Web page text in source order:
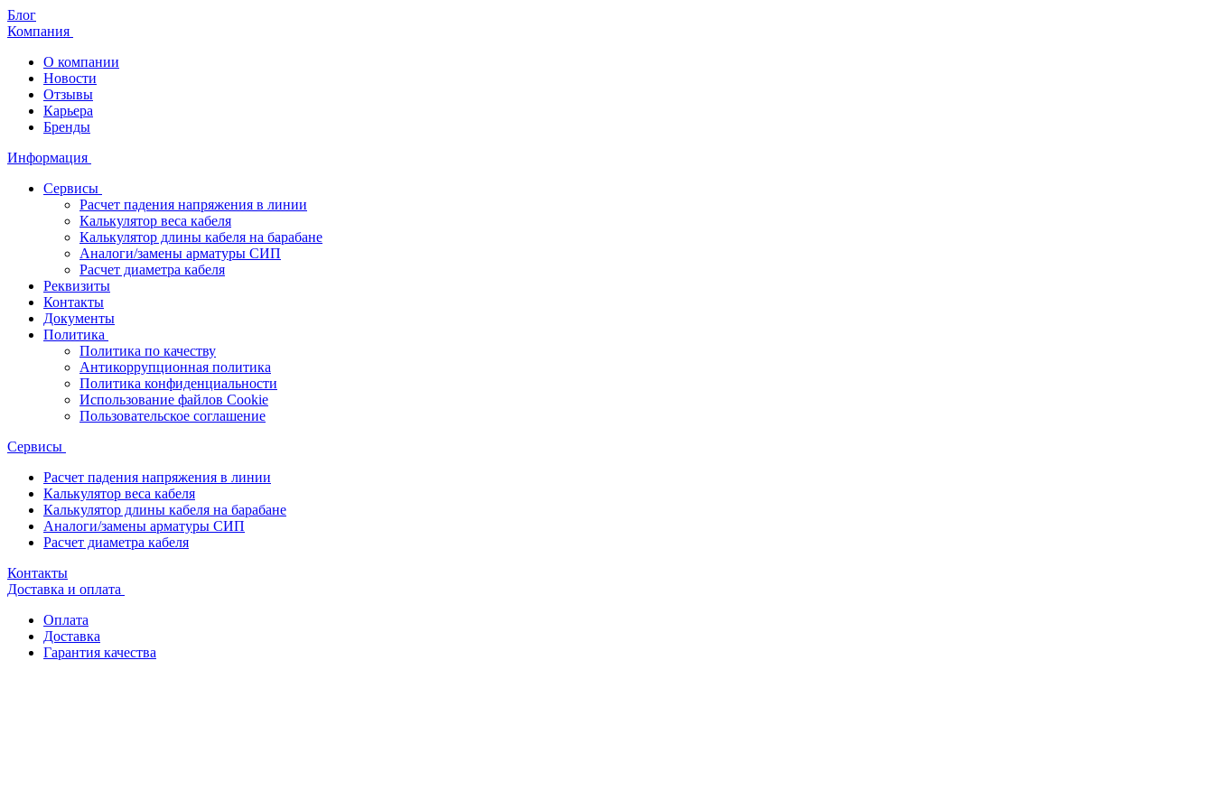
Блог
Компания
О компании
Новости
Отзывы
Карьера
Бренды
Информация
Сервисы
Расчет падения напряжения в линии
Калькулятор веса кабеля
Калькулятор длины кабеля на барабане
Аналоги/замены арматуры СИП
Расчет диаметра кабеля
Реквизиты
Контакты
Документы
Политика
Политика по качеству
Антикоррупционная политика
Политика конфиденциальности
Использование файлов Cookie
Пользовательское соглашение
Сервисы
Расчет падения напряжения в линии
Калькулятор веса кабеля
Калькулятор длины кабеля на барабане
Аналоги/замены арматуры СИП
Расчет диаметра кабеля
Контакты
Доставка и оплата
Оплата
Доставка
Гарантия качества